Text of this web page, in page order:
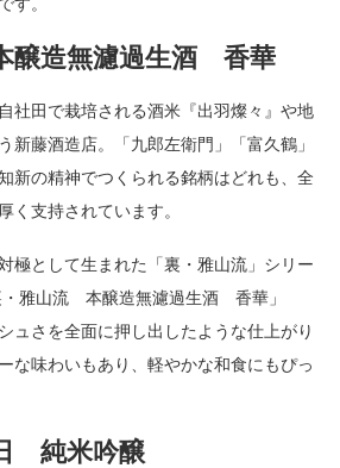
す。
醸造無濾過生酒 香華
社田で栽培される酒米『出羽燦々』や地
新藤酒造店。「九郎左衛門」「富久鶴」
新の精神でつくられる銘柄はどれも、全
く支持されています。
極として生まれた「裏・雅山流」シリー
・雅山流 本醸造無濾過生酒 香華」
ュさを全面に押し出したような仕上がり
な味わいもあり、軽やかな和食にもぴっ
純米吟醸